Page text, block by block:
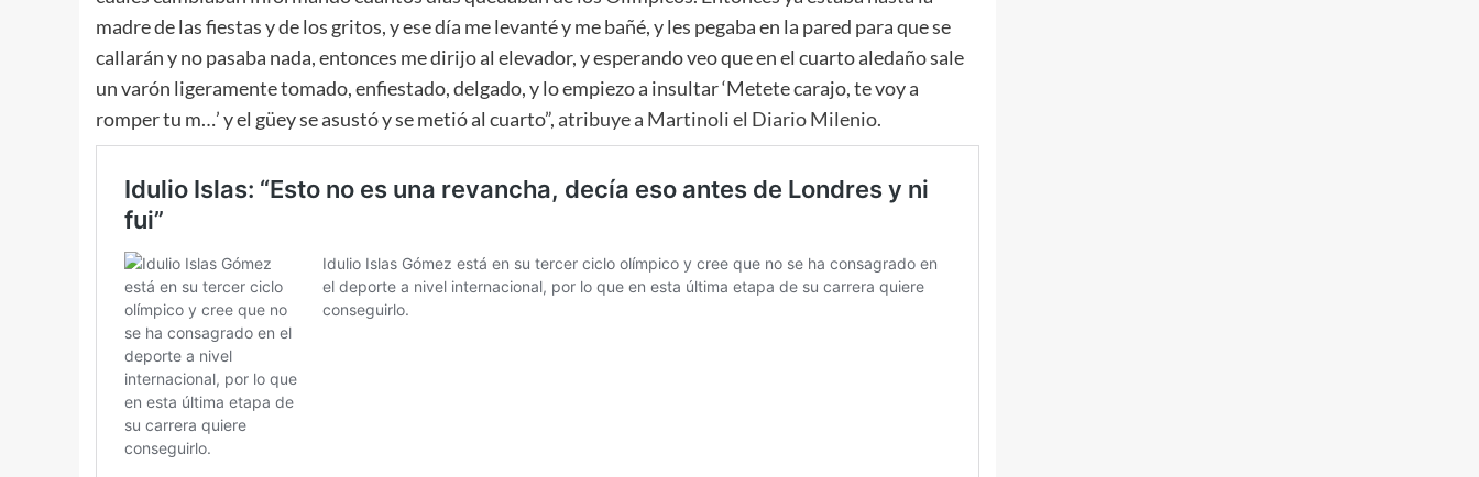
madre de las fiestas y de los gritos, y ese día me levanté y me bañé, y les pegaba en la pared para que se
callarán y no pasaba nada, entonces me dirijo al elevador, y esperando veo que en el cuarto aledaño sale
un varón ligeramente tomado, enfiestado, delgado, y lo empiezo a insultar ‘Metete carajo, te voy a
romper tu m…’ y el güey se asustó y se metió al cuarto”, atribuye a Martinoli el Diario Milenio.